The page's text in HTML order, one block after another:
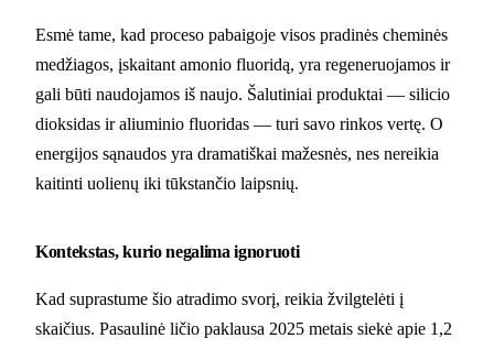
Esmė tame, kad proceso pabaigoje visos pradinės cheminės
medžiagos, įskaitant amonio fluoridą, yra regeneruojamos ir
gali būti naudojamos iš naujo. Šalutiniai produktai — silicio
dioksidas ir aliuminio fluoridas — turi savo rinkos vertę. O
energijos sąnaudos yra dramatiškai mažesnės, nes nereikia
kaitinti uolienų iki tūkstančio laipsnių.
Kontekstas, kurio negalima ignoruoti
Kad suprastume šio atradimo svorį, reikia žvilgtelėti į
skaičius. Pasaulinė ličio paklausa 2025 metais siekė apie 1,2